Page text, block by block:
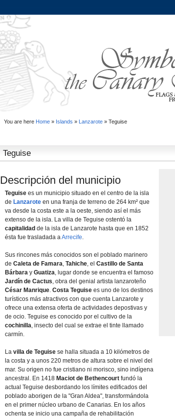
You are here Home» Islands » Lanzarote» Teguise
Teguise
Descripción del municipio
Teguise es un municipio situado en el centro de la isla
de Lanzarote en una franja de terreno de 264 km² que
va desde la costa este a la oeste, siendo así­ el más
extenso de la isla. La villa de Teguise ostentó la
capitalidad de la isla de Lanzarote hasta que en 1852
ésta fue trasladada aArrecife.
Sus rincones más conocidos son el poblado marinero
de Caleta de Famara, Tahiche, el Castillo de Santa
Bárbara y Guatiza, lugar donde se encuentra el famoso
Jardí­n de Cactus, obra del genial artista lanzaroteño
César Manrique. Costa Teguise es uno de los destinos
turí­sticos más atractivos con que cuenta Lanzarote y
ofrece una extensa oferta de actividades depostivas y
de ocio. Teguise es conocido por el cultivo de la
cochinilla, insecto del cual se extrae el tinte llamado
carmí­n.
La villa de Teguise se halla situada a 10 kilómetros de
la costa y a unos 220 metros de altura sobre el nivel del
mar. Su origen no fue cristiano ni morisco, sino indí­gena
ancestral. En 1418 Maciot de Bethencourt fundó la
actual Teguise desbordando los lí­mites edificados del
poblado aborigen de la "Gran Aldea", transformándola
en el primer núcleo urbano de Canarias. En los años
ochenta se inicio una campaña de rehabilitación